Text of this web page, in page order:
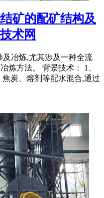
矿的配矿结构及
术网
及冶炼,尤其涉及一种全流
炼方法。 背景技术： 1、
炭、熔剂等配水混合,通过